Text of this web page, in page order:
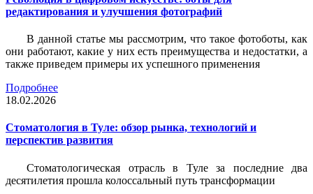
редактирования и улучшения фотографий
В данной статье мы рассмотрим, что такое фотоботы, как
они работают, какие у них есть преимущества и недостатки, а
также приведем примеры их успешного применения
Подробнее
18.02.2026
Стоматология в Туле: обзор рынка, технологий и
перспектив развития
Стоматологическая отрасль в Туле за последние два
десятилетия прошла колоссальный путь трансформации